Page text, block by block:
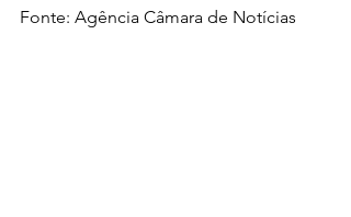
Fonte: Agência Câmara de Notícias